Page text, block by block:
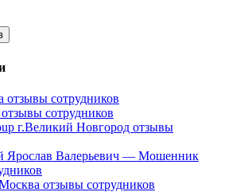
отзывы сотрудников
сотрудников
г.Великий Новгород отзывы
Ярослав Валерьевич — Мошенник
отзывы сотрудников